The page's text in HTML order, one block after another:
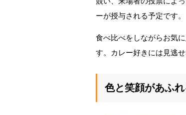
ーが授与される予定です。
食べ比べをしながらお気
す。カレー好きには見逃せ
色と笑顔があふ